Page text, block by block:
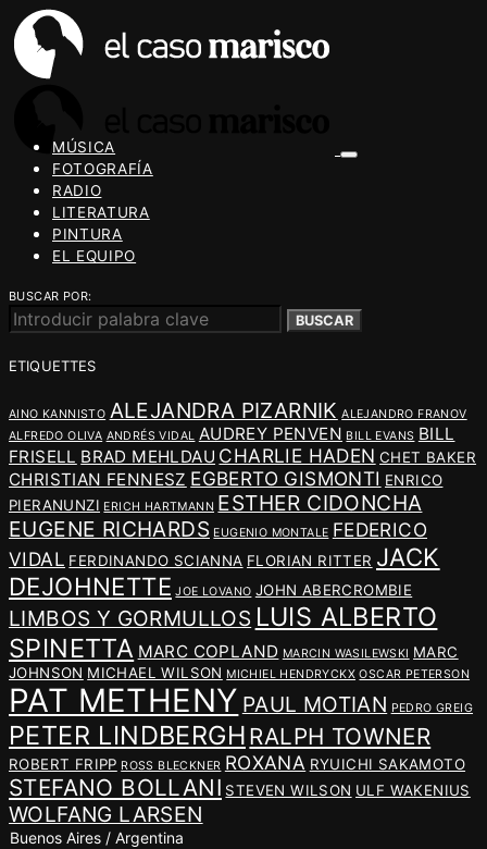
MÚSICA
FOTOGRAFÍA
RADIO
LITERATURA
PINTURA
EL EQUIPO
BUSCAR POR:
BUSCAR
ETIQUETTES
AINO KANNISTO ALEJANDRA PIZARNIK ALEJANDRO FRANOV
ALFREDO OLIVA ANDRÉS VIDAL AUDREY PENVEN BILL EVANS BILL
FRISELL BRAD MEHLDAU CHARLIE HADEN CHET BAKER
CHRISTIAN FENNESZ EGBERTO GISMONTI ENRICO
PIERANUNZI ERICH HARTMANN ESTHER CIDONCHA
EUGENE RICHARDS EUGENIO MONTALE FEDERICO
VIDAL FERDINANDO SCIANNA FLORIAN RITTER JACK
DEJOHNETTE JOE LOVANO JOHN ABERCROMBIE
LIMBOS Y GORMULLOS LUIS ALBERTO
SPINETTA MARC COPLAND MARCIN WASILEWSKI MARC
JOHNSON MICHAEL WILSON MICHIEL HENDRYCKX OSCAR PETERSON
PAT METHENY PAUL MOTIAN PEDRO GREIG
PETER LINDBERGH RALPH TOWNER
ROBERT FRIPP ROSS BLECKNER ROXANA RYUICHI SAKAMOTO
STEFANO BOLLANI STEVEN WILSON ULF WAKENIUS
WOLFANG LARSEN
Buenos Aires / Argentina